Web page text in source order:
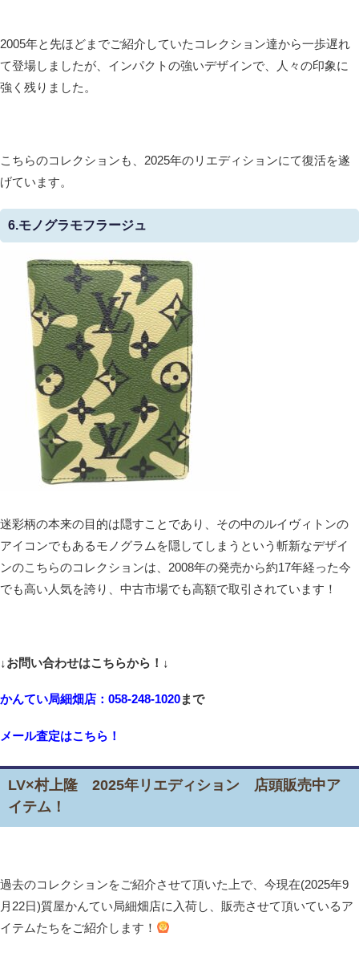
2005年と先ほどまでご紹介していたコレクション達から一歩遅れ
て登場しましたが、インパクトの強いデザインで、人々の印象に
強く残りました。
こちらのコレクションも、2025年のリエディションにて復活を遂
げています。
6.モノグラモフラージュ
迷彩柄の本来の目的は隠すことであり、その中のルイヴィトンの
アイコンでもあるモノグラムを隠してしまうという斬新なデザイ
ンのこちらのコレクションは、2008年の発売から約17年経った今
でも高い人気を誇り、中古市場でも高額で取引されています！
↓お問い合わせはこちらから！↓
かんてい局細畑店：058-248-1020まで
メール査定はこちら！
LV×村上隆 2025年リエディション 店頭販売中ア
イテム！
過去のコレクションをご紹介させて頂いた上で、今現在(2025年9
月22日)質屋かんてい局細畑店に入荷し、販売させて頂いているア
イテムたちをご紹介します！